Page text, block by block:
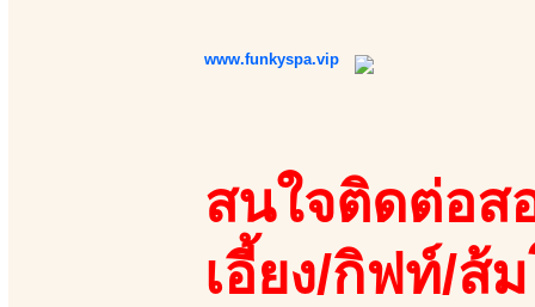
www.funkyspa.vip
สนใจติดต่อส
เอี้ยง/กิฟท์/ส้